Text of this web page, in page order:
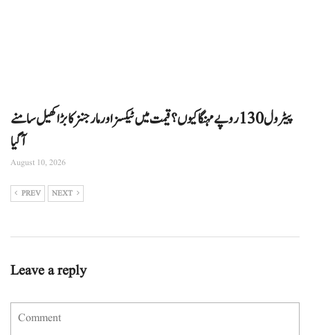
پیٹرول 130 روپے مہنگا کیوں؟ قیمت میں ٹیکسز اور مارجنز کا بڑا کھیل سامنے
آگیا
August 10, 2026
PREV NEXT
Leave a reply